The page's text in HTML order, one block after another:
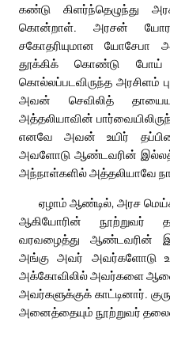
கண்டு கிளர்ந்தெழுந்து
கொன்றாள். அரசன்
சகோதரியுமான
தூக்கிக் கொண்டு
கொல்லப்படவிருந்த அரசிளம்
அவன் செவிலித்
அத்தலியாவின்
எனவே அவன் உயிர்
அவளோடு ஆண்டவரின்
அந்நாள்களில் அத்தலியாவே
ஏழாம் ஆண்டில், அரச
ஆகியோரின் நூற்றுவர்
வரவழைத்து ஆண்டவரின்
அங்கு அவர் அவர்களோடு
அக்கோவிலில் அவர்களை
அவர்களுக்குக் காட்டினார்.
அனைத்தையும் நூற்றுவர்